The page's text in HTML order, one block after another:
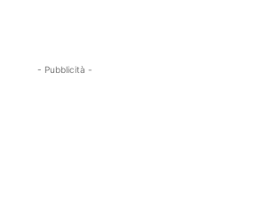
- Pubblicità -